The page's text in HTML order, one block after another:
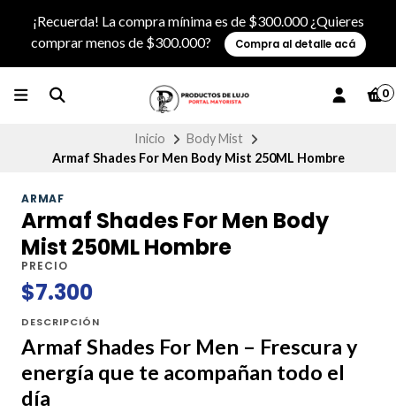
¡Recuerda! La compra mínima es de $300.000 ¿Quieres
comprar menos de $300.000?
Compra al detalle acá
0
Inicio
Body Mist
Armaf Shades For Men Body Mist 250ML Hombre
ARMAF
Armaf Shades For Men Body
Mist 250ML Hombre
PRECIO
$7.300
DESCRIPCIÓN
Armaf Shades For Men – Frescura y
energía que te acompañan todo el
día